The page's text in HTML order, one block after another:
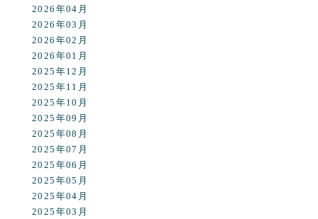
2026年04月
2026年03月
2026年02月
2026年01月
2025年12月
2025年11月
2025年10月
2025年09月
2025年08月
2025年07月
2025年06月
2025年05月
2025年04月
2025年03月